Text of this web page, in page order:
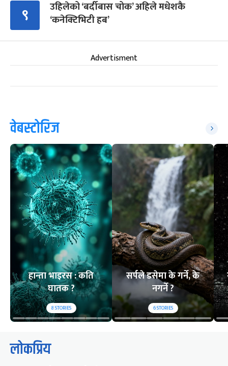
९
उहिलेको ‘बर्दीबास चोक’ अहिले मधेशकै
‘कनेक्टिभिटी हब’
Advertisment
वेबस्टोरिज
हान्ता भाइरस : कति
घातक ?
8STORIES
सर्पले डसेमा के गर्ने, के
नगर्ने ?
6STORIES
लोकप्रिय